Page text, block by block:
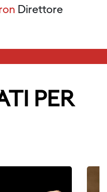
Direttore
PER